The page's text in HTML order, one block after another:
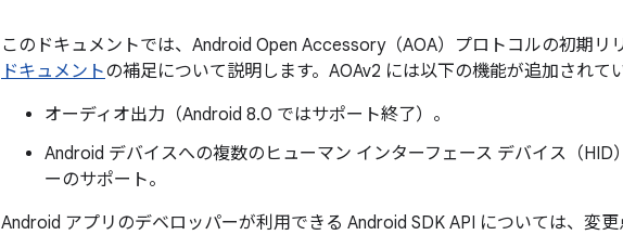
このドキュメントでは、Android Open Accessory（AOA）プロトコルの初期リ
ドキュメントの補足について説明します。AOAv2 には以下の機能が追加されてい
オーディオ出力（Android 8.0 ではサポート終了）。
Android デバイスへの複数のヒューマン インターフェース デバイス（HID
ーのサポート。
Android アプリのデベロッパーが利用できる Android SDK API については、変更